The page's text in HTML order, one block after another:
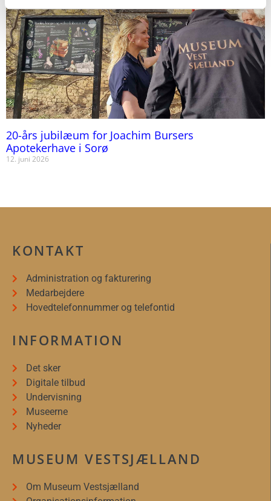
20-års jubilæum for Joachim Bursers
Apotekerhave i Sorø
12. juni 2026
KONTAKT
Administration og fakturering
Medarbejdere
Hovedtelefonnummer og telefontid
INFORMATION
Det sker
Digitale tilbud
Undervisning
Museerne
Nyheder
MUSEUM VESTSJÆLLAND
Om Museum Vestsjælland